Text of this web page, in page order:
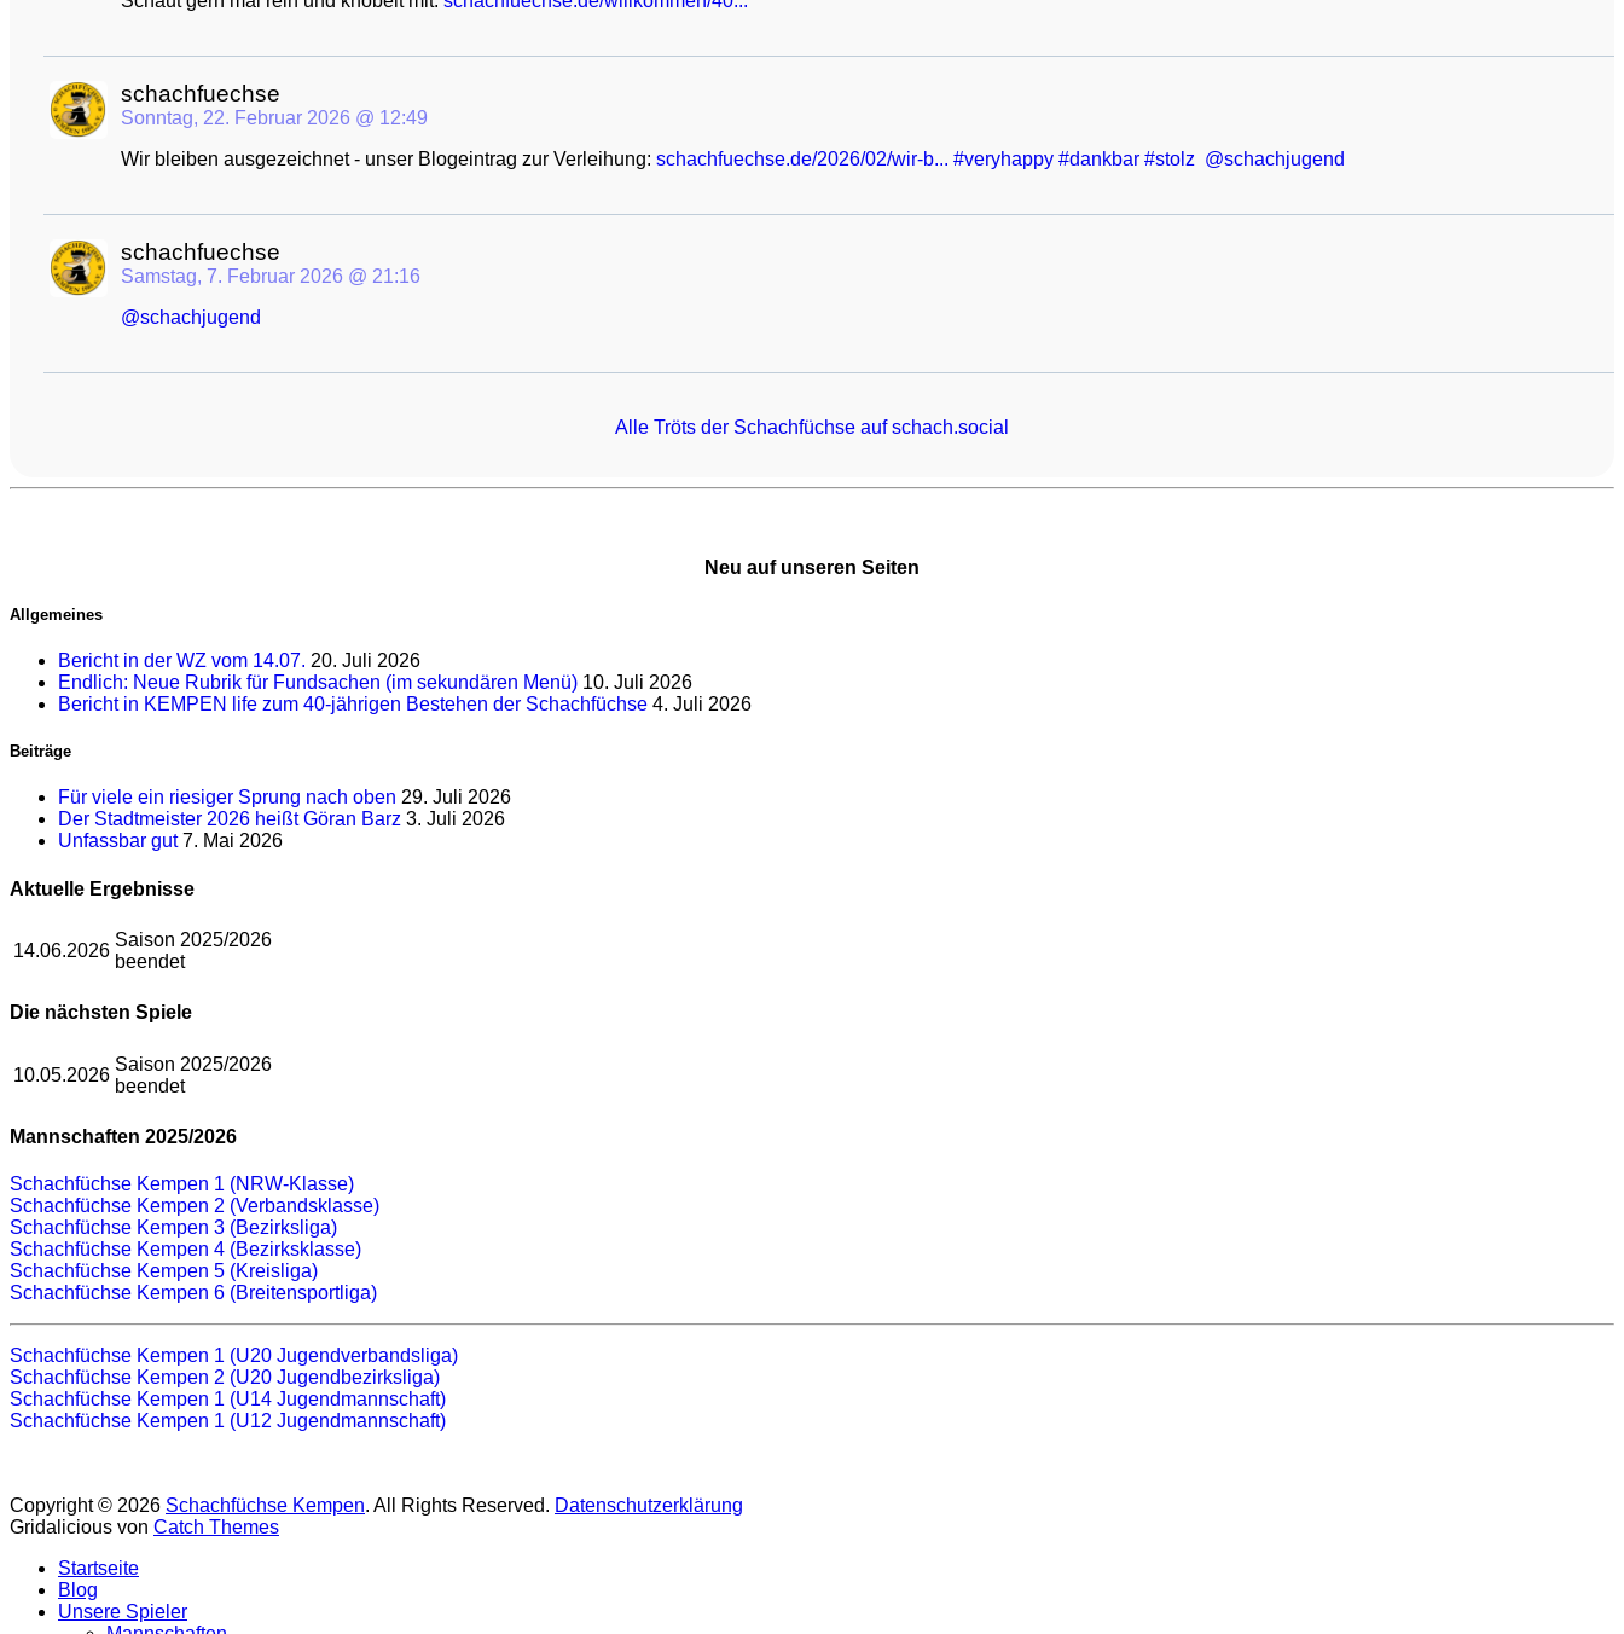
schachfuechse avatar
schachfuechse
Sonntag, 22. Februar 2026 @ 12:49
Wir bleiben ausgezeichnet - unser Blogeintrag zur Verleihung: schachfuechse.de/2026/02/wir-b #veryhappy #dankbar #stolz @schachjugend
schachfuechse avatar
schachfuechse
Samstag, 7. Februar 2026 @ 21:16
@schachjugend
Alle Tröts der Schachfüchse auf schach.social
Neu auf unseren Seiten
Allgemeines
Bericht in der WZ vom 14.07. 20. Juli 2026
Endlich: Neue Rubrik für Fundsachen (im sekundären Menü) 10. Juli 2026
Bericht in KEMPEN life zum 40-jährigen Bestehen der Schachfüchse 4. Juli 2026
Beiträge
Für viele ein riesiger Sprung nach oben 29. Juli 2026
Der Stadtmeister 2026 heißt Göran Barz 3. Juli 2026
Unfassbar gut 7. Mai 2026
Aktuelle Ergebnisse
14.06.2026
Saison 2025/2026
beendet
Die nächsten Spiele
10.05.2026
Saison 2025/2026
beendet
Mannschaften 2025/2026
Schachfüchse Kempen 1 (NRW-Klasse)
Schachfüchse Kempen 2 (Verbandsklasse)
Schachfüchse Kempen 3 (Bezirksliga)
Schachfüchse Kempen 4 (Bezirksklasse)
Schachfüchse Kempen 5 (Kreisliga)
Schachfüchse Kempen 6 (Breitensportliga)
Schachfüchse Kempen 1 (U20 Jugendverbandsliga)
Schachfüchse Kempen 2 (U20 Jugendbezirksliga)
Schachfüchse Kempen 1 (U14 Jugendmannschaft)
Schachfüchse Kempen 1 (U12 Jugendmannschaft)
Copyright © 2026 Schachfüchse Kempen. All Rights Reserved. Datenschutzerklärung
Gridalicious von Catch Themes
oben
scrollen
Startseite
Blog
Unsere Spieler